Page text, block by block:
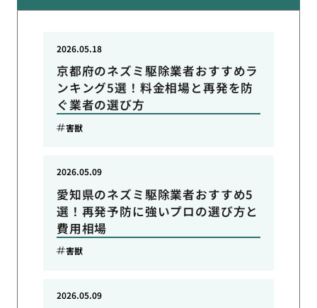
京都府のネズミ駆除業者おすすめラ
ンキング5選！料金相場と再発を防
ぐ業者の選び方
2026.05.18
害獣
愛知県のネズミ駆除業者おすすめ5
選！再発予防に強いプロの選び方と
費用相場
2026.05.09
害獣
2026.05.09